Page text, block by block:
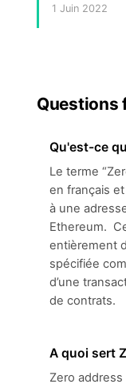
1 Juin 2022
Questions
Qu'est-ce
Le terme
en français
à une
Ethereum.
entièrement
spécifiée
d’une
de contrats.
A quoi sert
Zero